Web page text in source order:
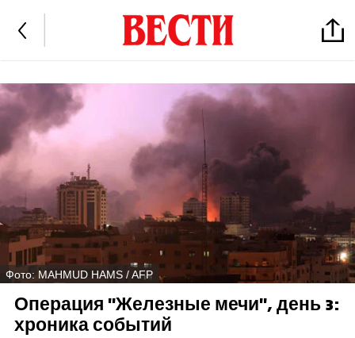
Фото: MAHMUD HAMS / AFP
Операция "Железные мечи", день 3:
хроника событий